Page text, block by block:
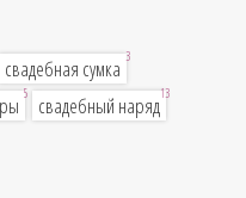
свадебная сумка 3
5 свадебный наряд13